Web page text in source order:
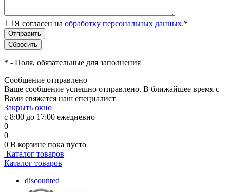
Я согласен на обработку персональных данных.*
* - Поля, обязательные для заполнения
Сообщение отправлено
Ваше сообщение успешно отправлено. В ближайшее время с
Вами свяжется наш специалист
Закрыть окно
с 8:00 до 17:00 ежедневно
0
0
0 В корзине пока пусто
Каталог товаров
Каталог товаров
discounted